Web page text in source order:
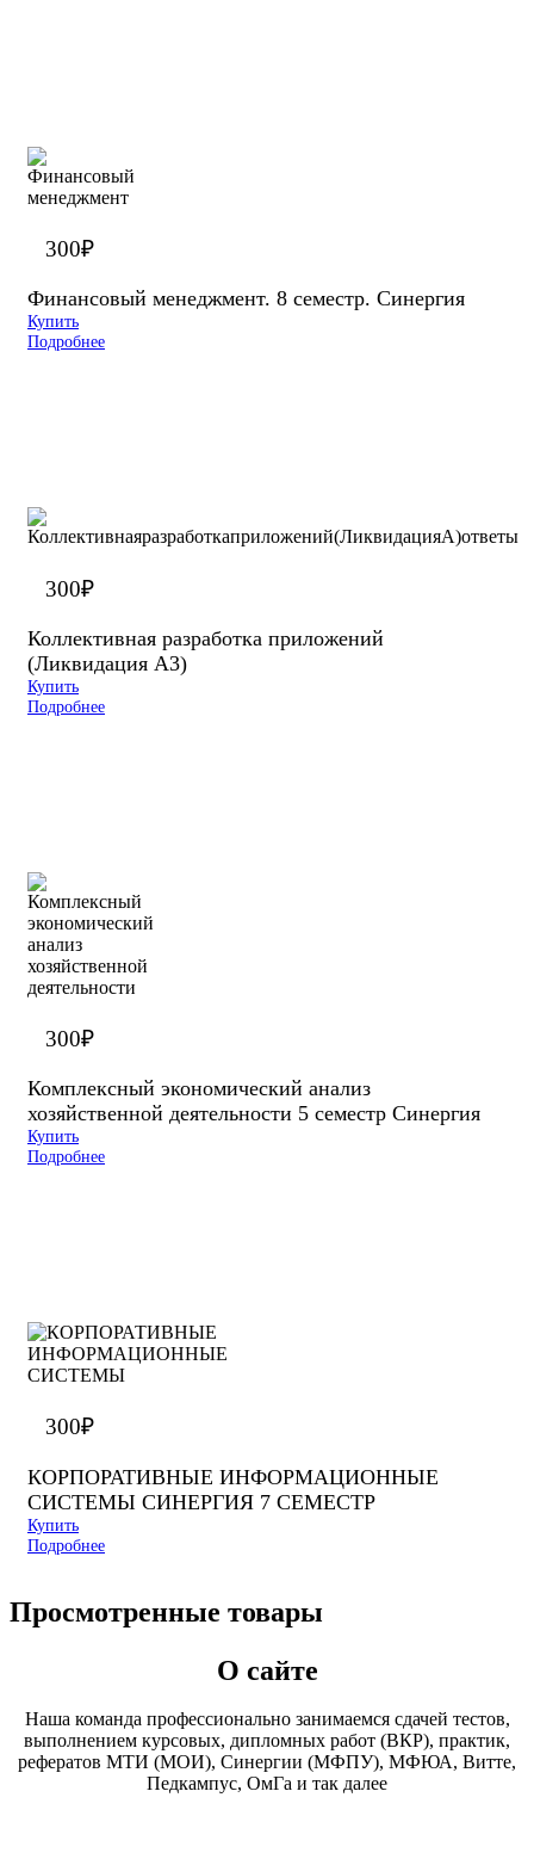
300₽
Финансовый менеджмент. 8 семестр. Синергия
Купить
Подробнее
300₽
Коллективная разработка приложений
(Ликвидация А3)
Купить
Подробнее
300₽
Комплексный экономический анализ
хозяйственной деятельности 5 семестр Синергия
Купить
Подробнее
300₽
КОРПОРАТИВНЫЕ ИНФОРМАЦИОННЫЕ
СИСТЕМЫ СИНЕРГИЯ 7 СЕМЕСТР
Купить
Подробнее
Просмотренные товары
О сайте
Наша команда профессионально занимаемся сдачей тестов,
выполнением курсовых, дипломных работ (ВКР), практик,
рефератов МТИ (МОИ), Синергии (МФПУ), МФЮА, Витте,
Педкампус, ОмГа и так далее